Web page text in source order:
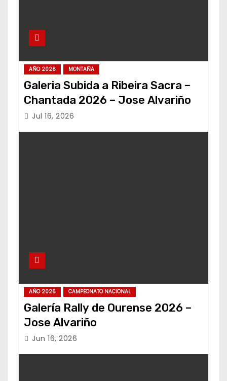
AÑO 2026 MONTAÑA
Galeria Subida a Ribeira Sacra –
Chantada 2026 – Jose Alvariño
Jul 16, 2026
AÑO 2026 CAMPEONATO NACIONAL
Galería Rally de Ourense 2026 –
Jose Alvariño
Jun 16, 2026